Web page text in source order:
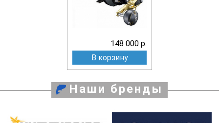
148 000 р.
В корзину
Наши бренды